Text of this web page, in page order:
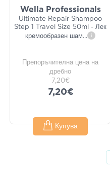
Wella Professionals
Ultimate Repair Shampoo
Step 1 Travel Size 50ml - Лек
кремообразен шам... i
Препоръчителна цена на
дребно
7,20€
7,20€
Купува